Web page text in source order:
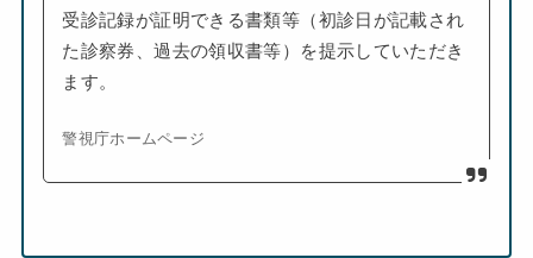
受診記録が証明できる書類等（初診日が記載され
た診察券、過去の領収書等）を提示していただき
ます。
警視庁ホームページ